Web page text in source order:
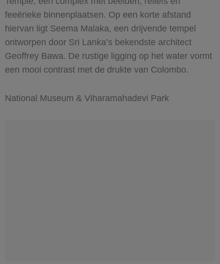
feeërieke binnenplaatsen. Op een korte afstand
hiervan ligt Seema Malaka, een drijvende tempel
ontworpen door Sri Lanka’s bekendste architect
Geoffrey Bawa. De rustige ligging op het water vormt
een mooi contrast met de drukte van Colombo.
National Museum & Viharamahadevi Park